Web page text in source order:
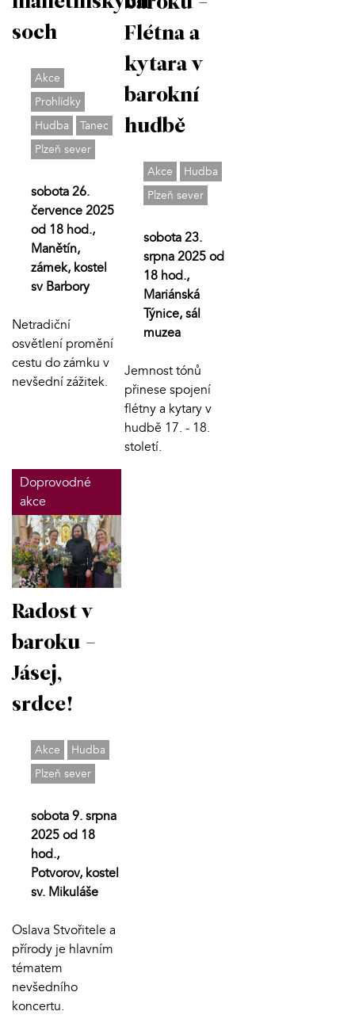
soch
Akce
Prohlídky
Hudba
Tanec
Plzeň sever
sobota 26.
července 2025
od 18 hod.,
Manětín,
zámek, kostel
sv Barbory
Netradiční
osvětlení promění
cestu do zámku v
nevšední zážitek.
Flétna a
kytara v
barokní
hudbě
Akce
Hudba
Plzeň sever
sobota 23.
srpna 2025 od
18 hod.,
Mariánská
Týnice, sál
muzea
Jemnost tónů
přinese spojení
flétny a kytary v
hudbě 17. - 18.
století.
Doprovodné
akce
Radost v
baroku -
Jásej,
srdce!
Akce
Hudba
Plzeň sever
sobota 9. srpna
2025 od 18
hod.,
Potvorov, kostel
sv. Mikuláše
Oslava Stvořitele a
přírody je hlavním
tématem
nevšedního
koncertu.